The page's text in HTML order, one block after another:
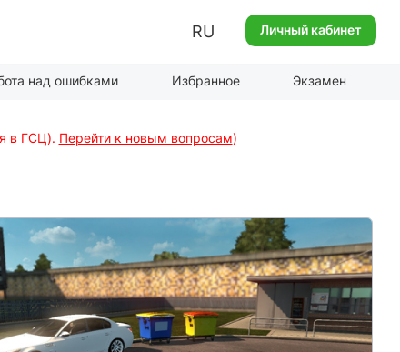
RU Личный кабинет
над ошибками Избранное Экзамен
в ГСЦ). Перейти к новым вопросам)